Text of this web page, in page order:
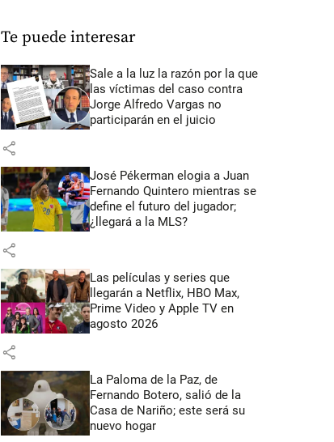
Te puede interesar
Sale a la luz la razón por la que
las víctimas del caso contra
Jorge Alfredo Vargas no
participarán en el juicio
share
José Pékerman elogia a Juan
Fernando Quintero mientras se
define el futuro del jugador;
¿llegará a la MLS?
share
Las películas y series que
llegarán a Netflix, HBO Max,
Prime Video y Apple TV en
agosto 2026
share
La Paloma de la Paz, de
Fernando Botero, salió de la
Casa de Nariño; este será su
nuevo hogar